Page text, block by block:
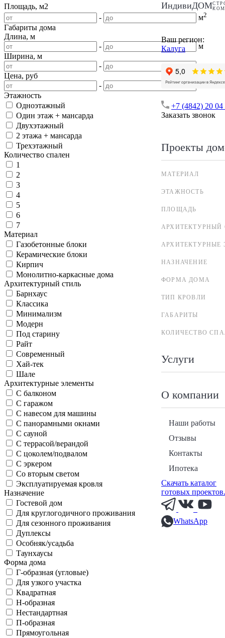
ИндивиДОМ
Ваш регион:
Калуга
+7 (4842) 20 04
Заказать звонок
Проекты
МАТЕРИАЛ
ЭТАЖНОСТЬ
ПЛОЩАДЬ
АРХИТЕКТУРНЫЙ
АРХИТЕКТУРНЫЕ
НАЗНАЧЕНИЕ
ФОРМА ДОМА
ТИП КРОВЛИ
ГАБАРИТЫ
КОЛИЧЕСТВО
Услуги
О компании
Наши работы
Отзывы
Контакты
Ипотека
Скачать каталог
готовых
WhatsApp
Площадь, м2
-
м2
Габариты дома
Длина, м
-
м
Ширина, м
-
Цена, руб
-
Этажность
Одноэтажный
Один этаж + мансарда
Двухэтажный
2 этажа + мансарда
Трехэтажный
Количество спален
1
2
3
4
5
6
7
Материал
Газобетонные блоки
Керамические блоки
Кирпич
Монолитно-каркасные дома
Архитектурный стиль
Барнхаус
Классика
Минимализм
Модерн
Под старину
Райт
Современный
Хай-тек
Шале
Архитектурные элементы
С балконом
С гаражом
С навесом для машины
С панорамными окнами
С сауной
С террасой/верандой
С цоколем/подвалом
С эркером
Со вторым светом
Эксплуатируемая кровля
Назначение
Гостевой дом
Для круглогодичного проживания
Для сезонного проживания
Дуплексы
Особняк/усадьба
Таунхаусы
Форма дома
Г-образная (угловые)
Для узкого участка
Квадратная
Н-образная
Нестандартная
П-образная
Прямоугольная